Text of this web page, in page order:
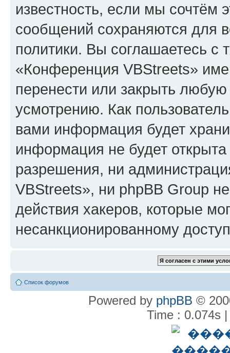
известность, если мы сочтём
сообщений сохраняются для
политики. Вы соглашаетесь
«Конференция VBStreets»
перенести или закрыть
усмотрению. Как
вами информация будет
информация не будет
разрешения, ни
VBStreets», ни phpBB Group
действия хакеров, которые
несанкционированному
Список форумов
Powered by phpBB ©
Time : 0.074s